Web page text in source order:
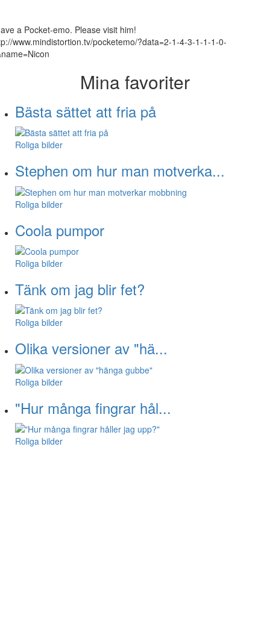
a Pocket-emo. Please visit him!
www.mindistortion.tv/pocketemo/?data=2-1-4-3-1-1-1-0-
Mina favoriter
Bästa sättet att fria på
Roliga bilder
Stephen om hur man motverka...
Roliga bilder
Coola pumpor
Roliga bilder
Tänk om jag blir fet?
Roliga bilder
Olika versioner av "hä...
Roliga bilder
"Hur många fingrar hål...
Roliga bilder